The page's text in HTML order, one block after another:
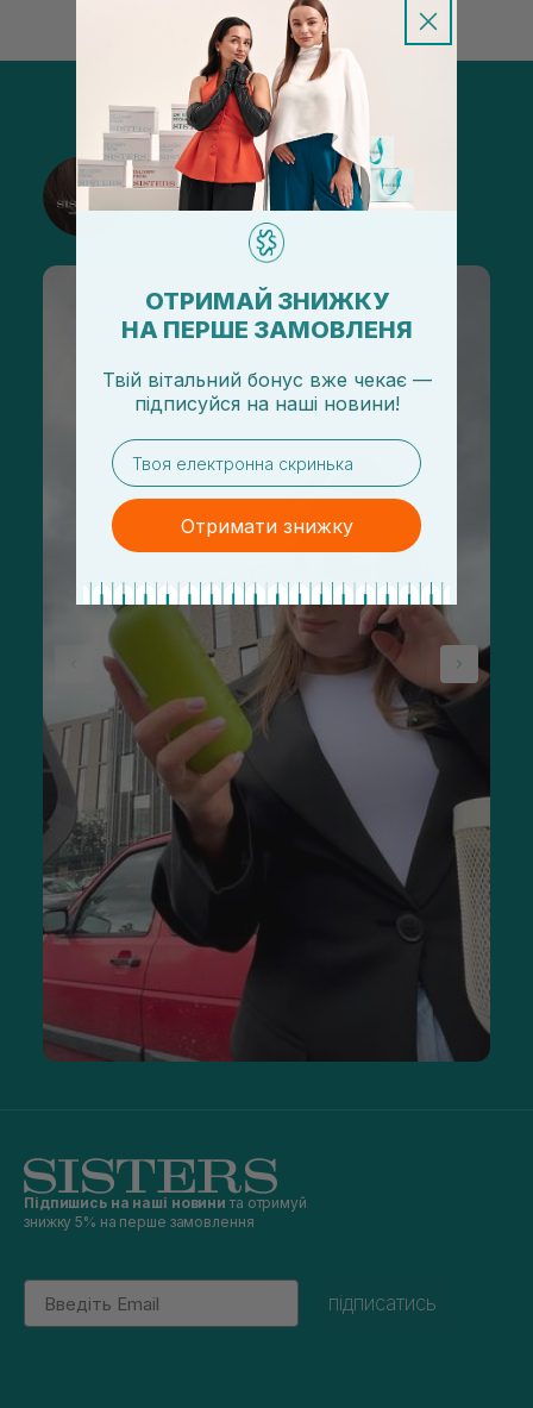
@sisters_stelmakh в Instagram
Підписатися
Підпишись на наші новини та отримуй
знижку 5% на перше замовлення
Email
підписатись
ОТРИМАЙ ЗНИЖКУ
НА ПЕРШЕ ЗАМОВЛЕНЯ
Твій вітальний бонус вже чекає —
підписуйся на наші новини!
email
Отримати знижку